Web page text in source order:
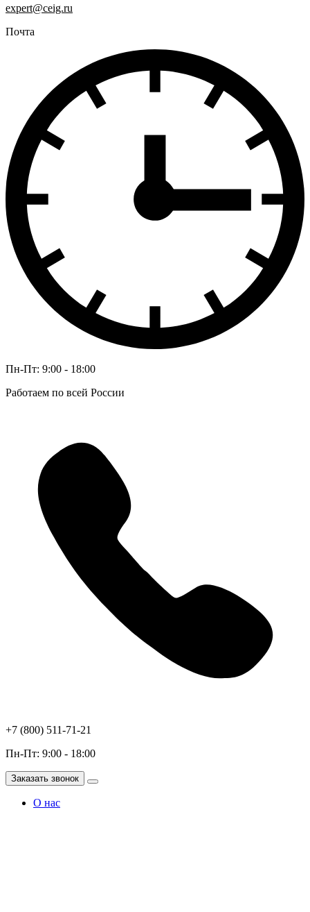
expert@ceig.ru
Почта
Пн-Пт: 9:00 - 18:00
Работаем по всей России
+7 (800) 511-71-21
Пн-Пт: 9:00 - 18:00
Заказать звонок
О нас